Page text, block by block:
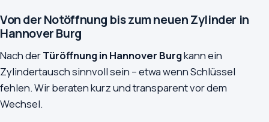
Von der Notöffnung bis zum neuen Zylinder in
Hannover Burg
Nach derTüröffnung in Hannover Burgkann ein
Zylindertausch sinnvoll sein – etwa wenn Schlüssel
fehlen. Wir beraten kurz und transparent vor dem
Wechsel.